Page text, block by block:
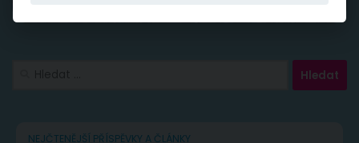
NEJČTENĚJŠÍ PŘÍSPĚVKY A ČLÁNKY